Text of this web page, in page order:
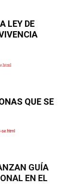
LEY DE
QUE SE
GUÍA
EN EL